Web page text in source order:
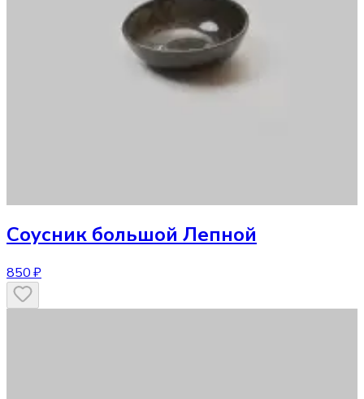
Соусник большой Лепной
850 ₽